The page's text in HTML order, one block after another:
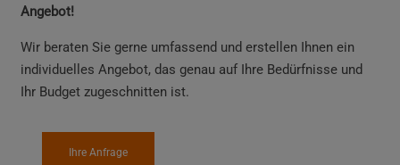
Angebot!
Wir beraten Sie gerne umfassend und erstellen Ihnen ein
individuelles Angebot, das genau auf Ihre Bedürfnisse und
Ihr Budget zugeschnitten ist.
Ihre Anfrage